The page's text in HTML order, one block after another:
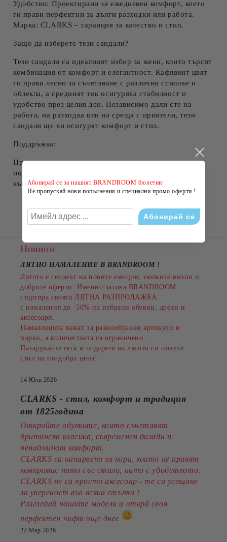
Удобство: Проектирани за ежедневен комфорт, което
ги прави перфектни за дълги разходки или работа.
Марка: CLARKS – гаранция за качество и стил.
Защо да изберете тези сандали?
Тези сандали са идеалният избор за жени, които търсят
комбинация от комфорт и елегантност. Кафявият цвят
ги прави лесни за съчетаване с различни стилове и
облекла, а средният ток осигурява стабилност и
удобство през целия ден. Независимо дали сте на
работа, на разходка или на среща с приятели, тези
сандали ще ви осигурят комфорт и стил.
Поддръжка:
Препоръчва се редовно почистване с мека кърпа и
подходящи препарати за кожа, за да запазите добрия
външен вид на сандалите.
Новини
ЛЯТНО НАМАЛЕНИЕ В BRANDROOM !
Лятото е сезонът на новите емоции, свежите визии и
добрите оферти. Именно затова BRANDROOM
стартира своята ЛЯТНА РАЗПРОДАЖБА
с намаления до -50% на избрани обувки, дрехи и
аксесоари.
Намаленията важат за разнообразни артикули и
марки, а количествата са ограничени.
Пазарувайте сега и подарете на лятото си повече
стил на по-добра цена!
14 Юли 2026
CLARKS - стил, комфорт и традиция
от 1825година
Открийте обувките, които съчетават
британска класика, съвременен дизайн и
ненадминат комфорт.
CLARKS са напарвени за хора, които не правят
компромис нито със стила, нито с удобството.
CLARKS не са просто аксесоар - те са усещане
за увереност във всяка стъпка !
Разгледай нашите модели и открй своя
перфектен чифт още днес
22 Мар 2026
Абонирай се за нашият BRANDROOM бюлетин:
Не пропускай нови попълнения и специални промо оферти !